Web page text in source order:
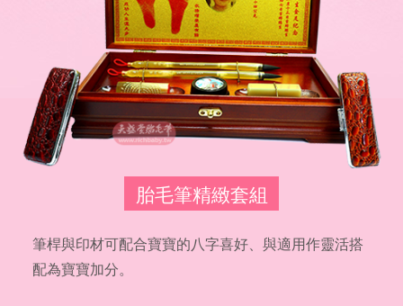
胎毛筆精緻套組
筆桿與印材可配合寶寶的八字喜好、與適用作靈活搭
配為寶寶加分。